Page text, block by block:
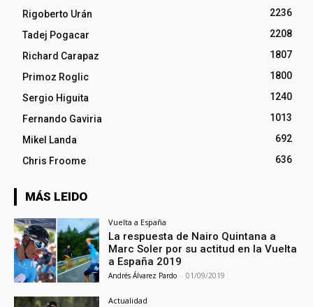
Rigoberto Urán
2236
Tadej Pogacar
2208
Richard Carapaz
1807
Primoz Roglic
1800
Sergio Higuita
1240
Fernando Gaviria
1013
Mikel Landa
692
Chris Froome
636
MÁS LEIDO
Vuelta a España
La respuesta de Nairo Quintana a
Marc Soler por su actitud en la Vuelta
a España 2019
Andrés Álvarez Pardo - 01/09/2019
Actualidad